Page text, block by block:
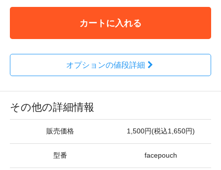
カートに入れる
オプションの値段詳細
その他の詳細情報
販売価格 1,500円(税込1,650円)
型番 facepouch